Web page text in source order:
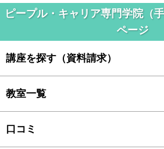
ピープル・キャリア専門学院（
ページ
講座を探す（資料請求）
教室一覧
口コミ